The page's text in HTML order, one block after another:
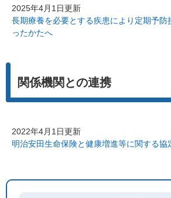
2025年4月1日更新
長期療養を必要とする疾患により定期予防
ったかたへ
関係機関との連携
2022年4月1日更新
明治安田生命保険と健康増進等に関する協